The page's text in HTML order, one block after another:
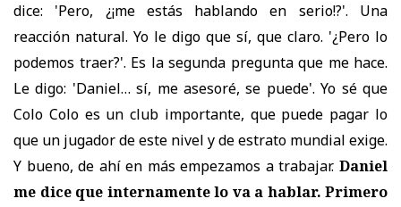
dice: 'Pero, ¿¡me estás hablando en serio!?'. Una
reacción natural. Yo le digo que sí, que claro. '¿Pero lo
podemos traer?'. Es la segunda pregunta que me hace.
Le digo: 'Daniel… sí, me asesoré, se puede'. Yo sé que
Colo Colo es un club importante, que puede pagar lo
que un jugador de este nivel y de estrato mundial exige.
Y bueno, de ahí en más empezamos a trabajar. Daniel
me dice que internamente lo va a hablar. Primero